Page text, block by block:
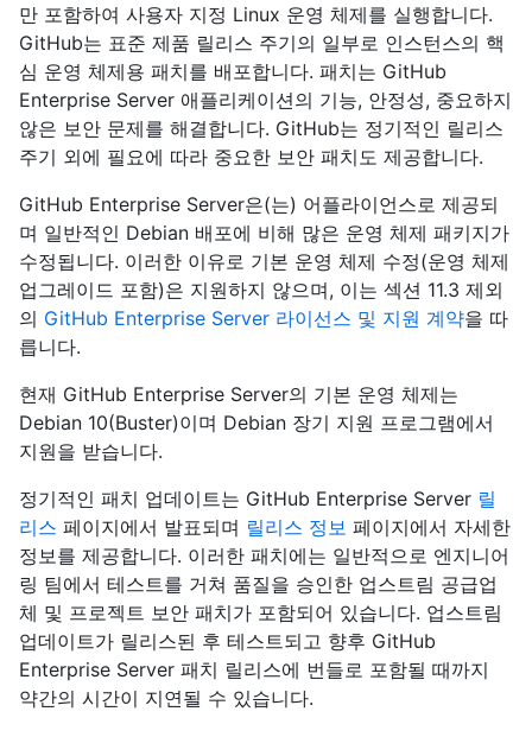
만 포함하여 사용자 지정 Linux 운영 체제를 실행합니다.
GitHub는 표준 제품 릴리스 주기의 일부로 인스턴스의 핵
심 운영 체제용 패치를 배포합니다. 패치는 GitHub
Enterprise Server 애플리케이션의 기능, 안정성, 중요하지
않은 보안 문제를 해결합니다. GitHub는 정기적인 릴리스
주기 외에 필요에 따라 중요한 보안 패치도 제공합니다.
GitHub Enterprise Server은(는) 어플라이언스로 제공되
며 일반적인 Debian 배포에 비해 많은 운영 체제 패키지가
수정됩니다. 이러한 이유로 기본 운영 체제 수정(운영 체제
업그레이드 포함)은 지원하지 않으며, 이는 섹션 11.3 제외
의 GitHub Enterprise Server 라이선스 및 지원 계약을 따
릅니다.
현재 GitHub Enterprise Server의 기본 운영 체제는
Debian 10(Buster)이며 Debian 장기 지원 프로그램에서
지원을 받습니다.
정기적인 패치 업데이트는 GitHub Enterprise Server 릴
리스 페이지에서 발표되며 릴리스 정보 페이지에서 자세한
정보를 제공합니다. 이러한 패치에는 일반적으로 엔지니어
링 팀에서 테스트를 거쳐 품질을 승인한 업스트림 공급업
체 및 프로젝트 보안 패치가 포함되어 있습니다. 업스트림
업데이트가 릴리스된 후 테스트되고 향후 GitHub
Enterprise Server 패치 릴리스에 번들로 포함될 때까지
약간의 시간이 지연될 수 있습니다.